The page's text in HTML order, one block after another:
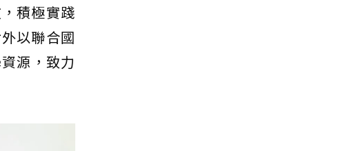
積極實踐
以聯合國
源，致力